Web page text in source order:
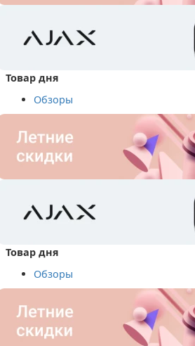
Товар дня
Обзоры
Товар дня
Обзоры